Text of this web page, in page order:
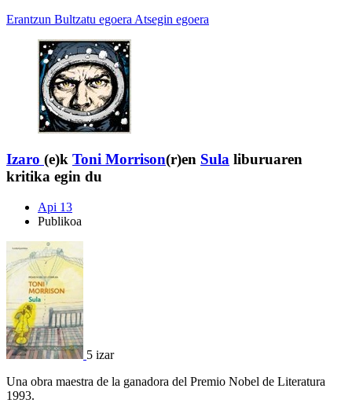
Erantzun Bultzatu egoera Atsegin egoera
Izaro (e)k Toni Morrison(r)en Sula liburuaren
kritika egin du
Api 13
Publikoa
5 izar
Una obra maestra de la ganadora del Premio Nobel de Literatura
1993.